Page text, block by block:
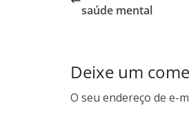
saúde mental
Deixe um
O seu endereço de e-